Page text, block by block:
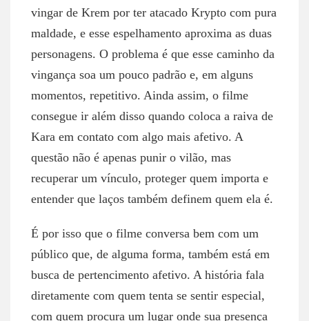
vingar de Krem por ter atacado Krypto com pura
maldade, e esse espelhamento aproxima as duas
personagens. O problema é que esse caminho da
vingança soa um pouco padrão e, em alguns
momentos, repetitivo. Ainda assim, o filme
consegue ir além disso quando coloca a raiva de
Kara em contato com algo mais afetivo. A
questão não é apenas punir o vilão, mas
recuperar um vínculo, proteger quem importa e
entender que laços também definem quem ela é.
É por isso que o filme conversa bem com um
público que, de alguma forma, também está em
busca de pertencimento afetivo. A história fala
diretamente com quem tenta se sentir especial,
com quem procura um lugar onde sua presença